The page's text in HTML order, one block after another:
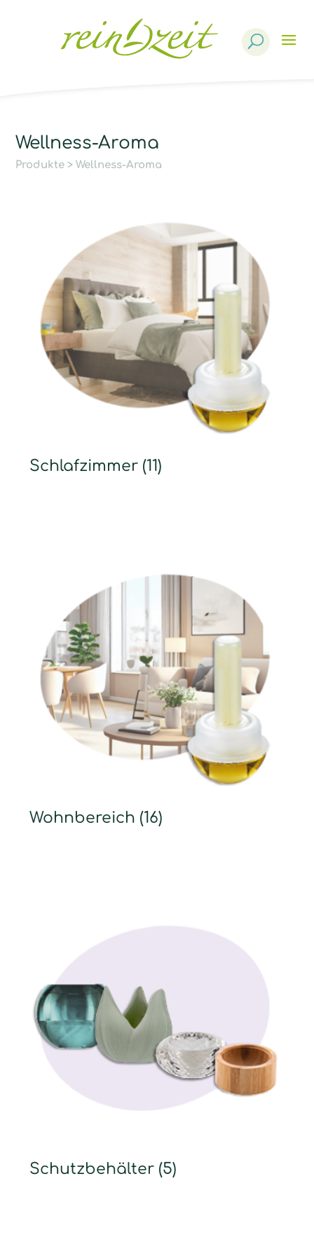
Wellness-Aroma
Produkte > Wellness-Aroma
Schlafzimmer (11)
Wohnbereich (16)
Schutzbehälter (5)